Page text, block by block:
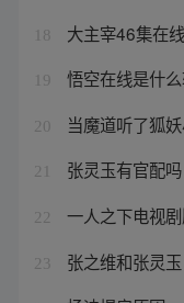
18 大主宰46集在
19 悟空在线是什
20 当魔道听了狐
21 张灵玉有官配吗
22 一人之下电视
23 张之维和张灵玉